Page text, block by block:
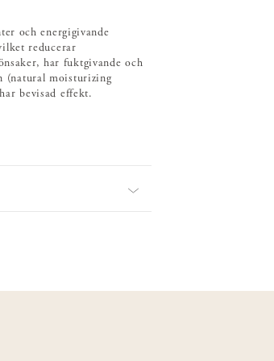
och energigivande
reducerar
har fuktgivande och
(natural moisturizing
bevisad effekt.